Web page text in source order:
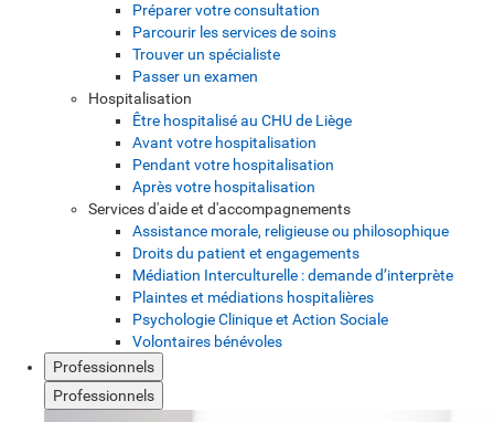
Préparer votre consultation
Parcourir les services de soins
Trouver un spécialiste
Passer un examen
Hospitalisation
Être hospitalisé au CHU de Liège
Avant votre hospitalisation
Pendant votre hospitalisation
Après votre hospitalisation
Services d'aide et d'accompagnements
Assistance morale, religieuse ou philosophique
Droits du patient et engagements
Médiation Interculturelle : demande d’interprète
Plaintes et médiations hospitalières
Psychologie Clinique et Action Sociale
Volontaires bénévoles
Professionnels
Professionnels